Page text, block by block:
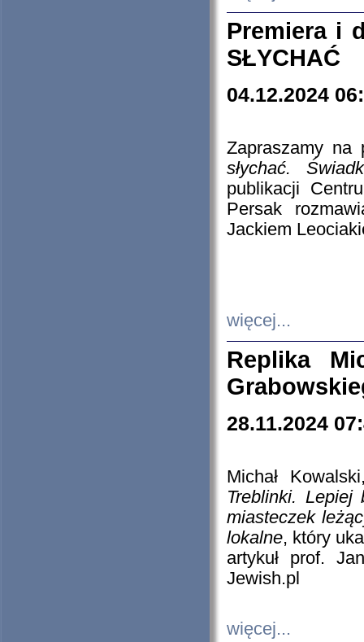
Premiera i
SŁYCHAĆ
04.12.2024
Zapraszamy
słychać.
publikacji
Persak
Jackiem
więcej...
Replika
28.11.2024
Michał
Treblinki. Lepiej
miasteczek
lokalne, który
artykuł prof.
Jewish.pl
więcej...